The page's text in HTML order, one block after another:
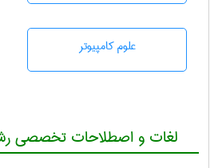
علوم کامپیوتر
لغات و اصطلاحات تخصصی